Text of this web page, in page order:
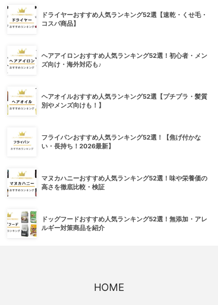
ドライヤーおすすめ人気ランキング52選【速乾・くせ毛・
コスパ商品】
ヘアアイロンおすすめ人気ランキング52選！初心者・メン
ズ向け・海外対応も♪
ヘアオイルおすすめ人気ランキング52選【プチプラ・髪質
別やメンズ向けも！】
フライパンおすすめ人気ランキング52選！【焦げ付かな
い・長持ち！2026最新】
マヌカハニーおすすめ人気ランキング52選！味や栄養価の
高さを徹底比較・検証
ドッグフードおすすめ人気ランキング52選！無添加・アレ
ルギー対策商品を紹介
HOME